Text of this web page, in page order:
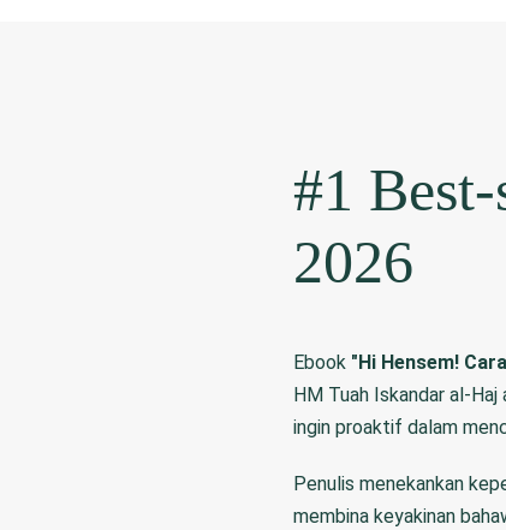
#1
2026
Ebook "Hi Hensem!
HM Tuah Iskandar al-
ingin proaktif dalam
Penulis menekankan
membina keyakinan